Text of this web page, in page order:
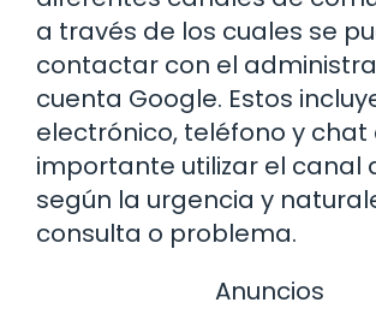
a través de los cuales se
contactar con el
cuenta Google. Estos
electrónico, teléfono y chat
importante utilizar el canal
según la urgencia y
consulta o problema.
Anuncios